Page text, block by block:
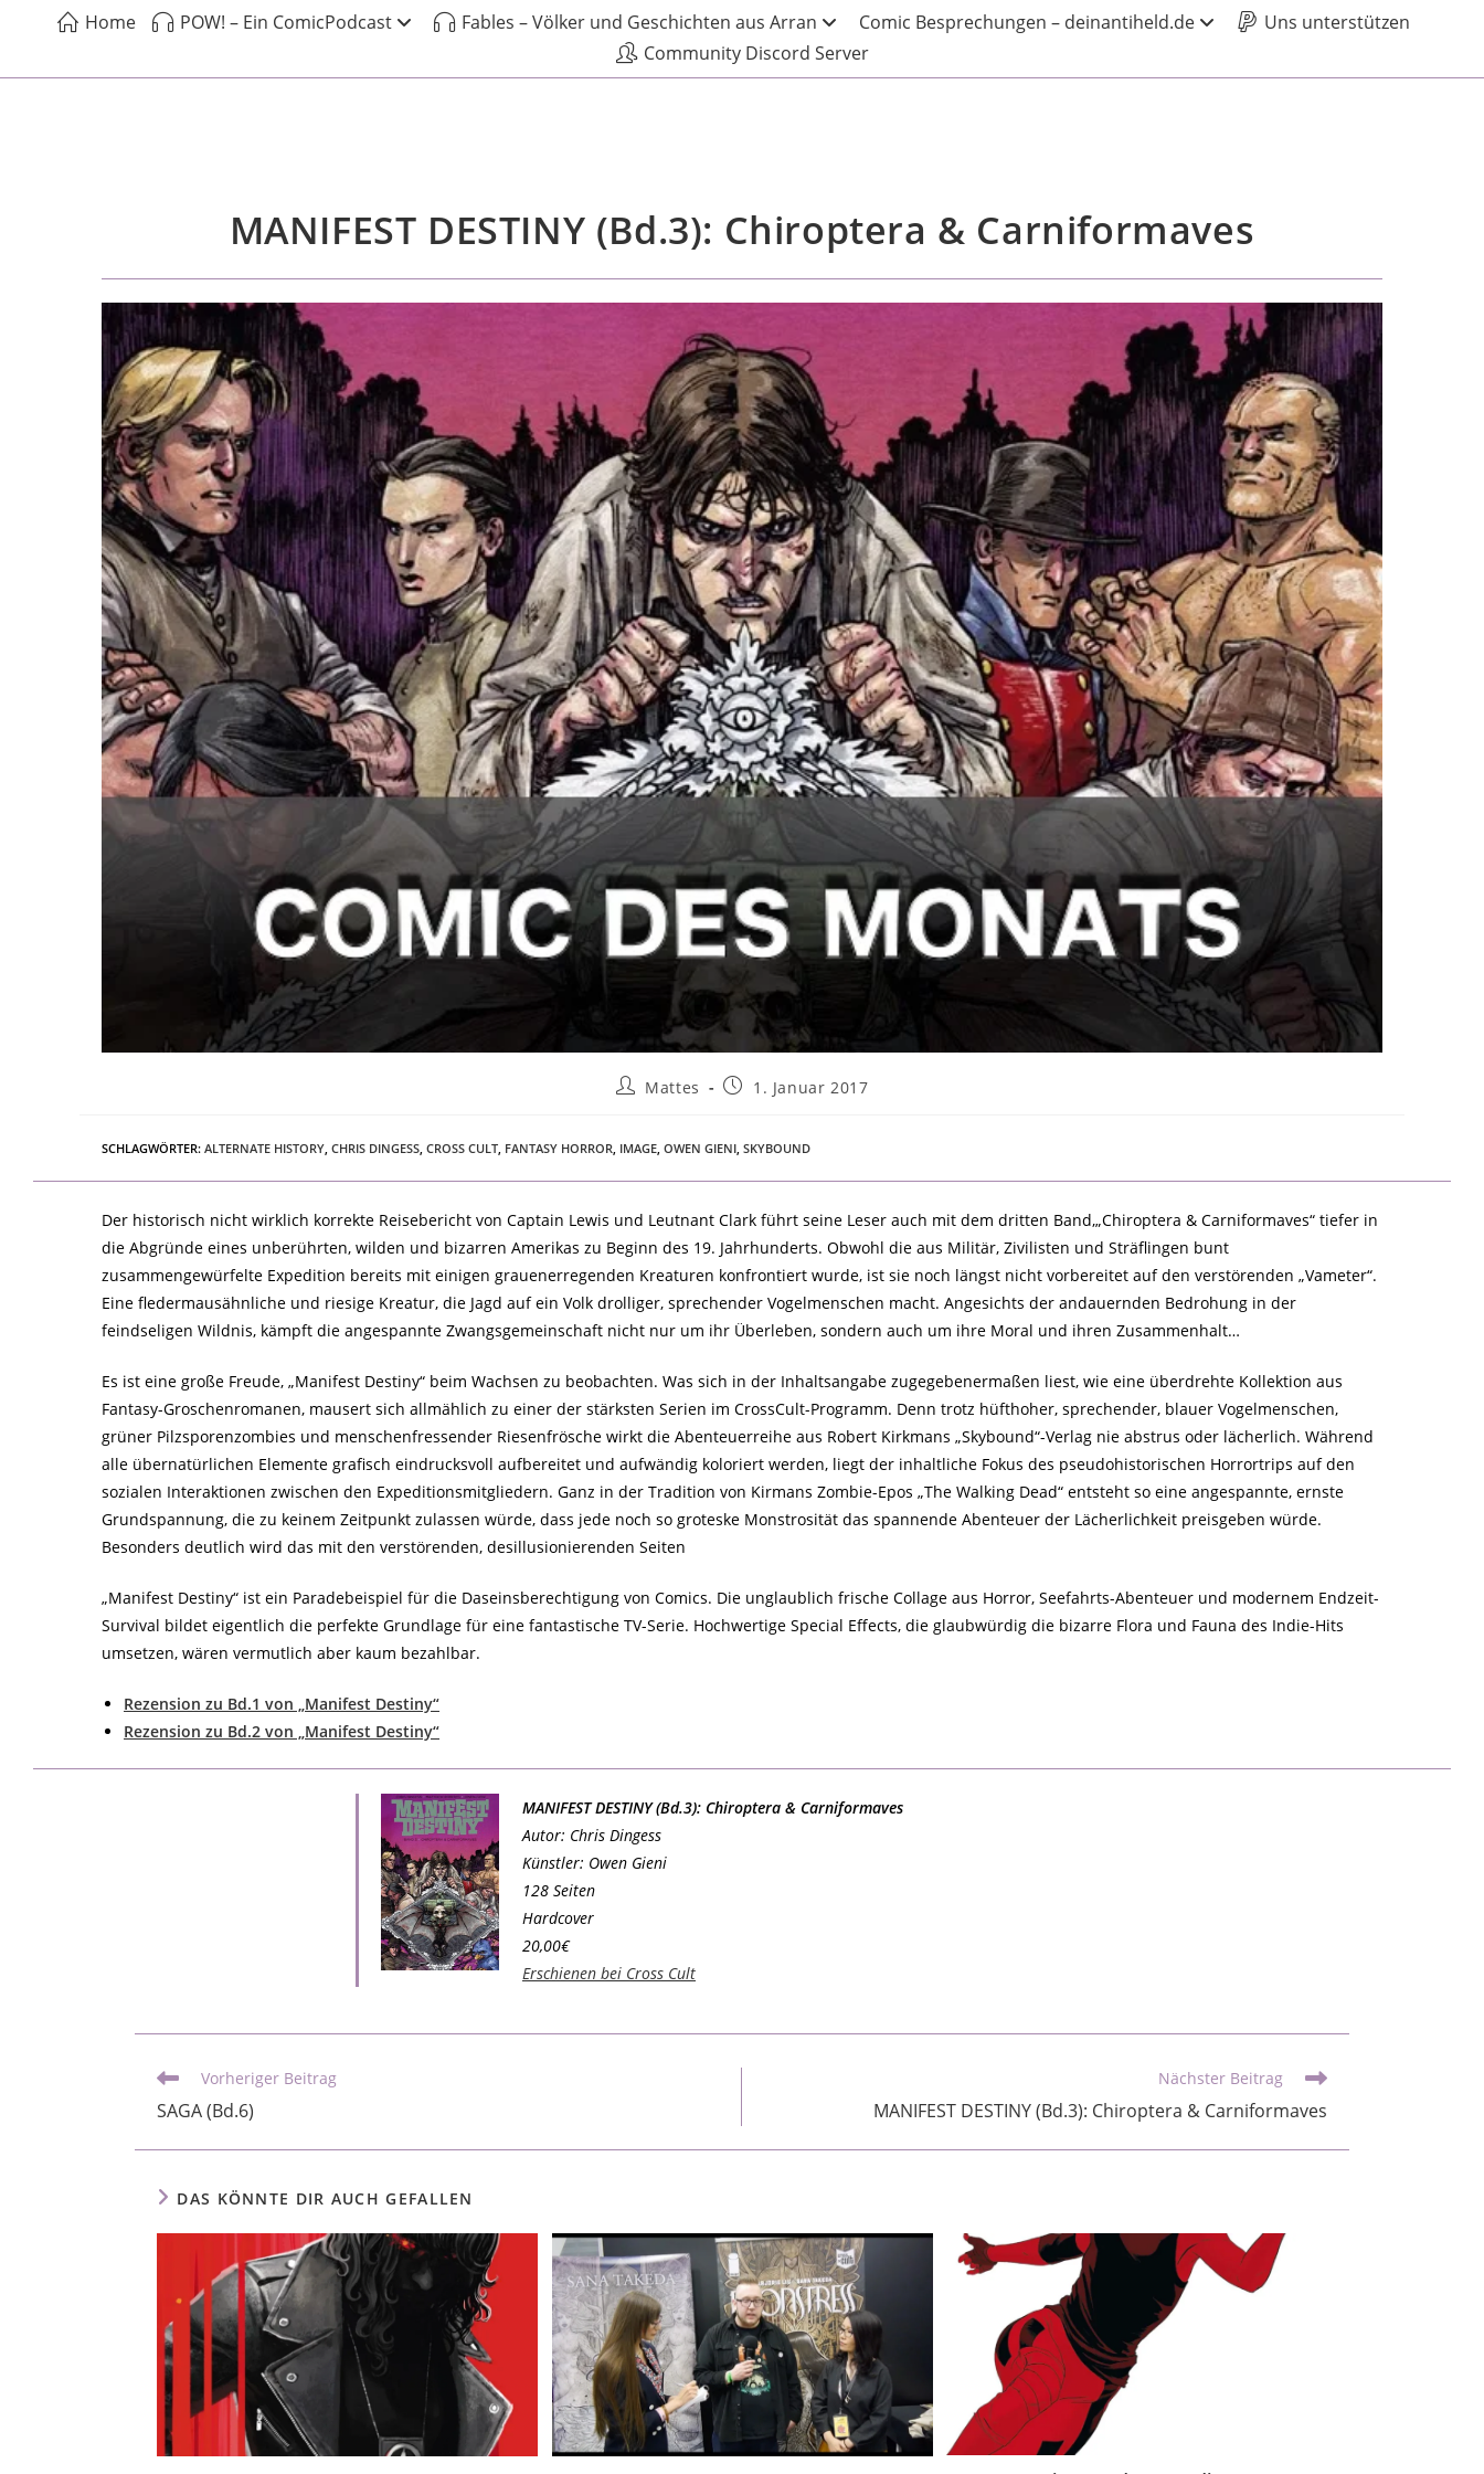
Home POW! – Ein ComicPodcast Fables – Völker und Geschichten aus Arran Comic Besprechungen – deinantiheld.de
Uns unterstützen
Community Discord Server
MANIFEST DESTINY (Bd.3): Chiroptera & Carniformaves
Mattes 1. Januar 2017
SCHLAGWÖRTER: ALTERNATE HISTORY CHRIS DINGESS CROSS CULT FANTASY HORROR IMAGE OWEN GIENI SKYBOUND
Der historisch nicht wirklich korrekte Reisebericht von Captain Lewis und Leutnant Clark führt seine Leser auch mit dem dritten Band,„Chiroptera & Carniformaves“ tiefer in
die Abgründe eines unberührten, wilden und bizarren Amerikas zu Beginn des 19. Jahrhunderts. Obwohl die aus Militär, Zivilisten und Sträflingen bunt
zusammengewürfelte Expedition bereits mit einigen grauenerregenden Kreaturen konfrontiert wurde, ist sie noch längst nicht vorbereitet auf den verstörenden „Vameter“.
Eine fledermausähnliche und riesige Kreatur, die Jagd auf ein Volk drolliger, sprechender Vogelmenschen macht. Angesichts der andauernden Bedrohung in der
feindseligen Wildnis, kämpft die angespannte Zwangsgemeinschaft nicht nur um ihr Überleben, sondern auch um ihre Moral und ihren Zusammenhalt…
Es ist eine große Freude, „Manifest Destiny“ beim Wachsen zu beobachten. Was sich in der Inhaltsangabe zugegebenermaßen liest, wie eine überdrehte Kollektion aus
Fantasy-Groschenromanen, mausert sich allmählich zu einer der stärksten Serien im CrossCult-Programm. Denn trotz hüfthoher, sprechender, blauer Vogelmenschen,
grüner Pilzsporenzombies und menschenfressender Riesenfrösche wirkt die Abenteuerreihe aus Robert Kirkmans „Skybound“-Verlag nie abstrus oder lächerlich. Während
alle übernatürlichen Elemente grafisch eindrucksvoll aufbereitet und aufwändig koloriert werden, liegt der inhaltliche Fokus des pseudohistorischen Horrortrips auf den
sozialen Interaktionen zwischen den Expeditionsmitgliedern. Ganz in der Tradition von Kirmans Zombie-Epos „The Walking Dead“ entsteht so eine angespannte, ernste
Grundspannung, die zu keinem Zeitpunkt zulassen würde, dass jede noch so groteske Monstrosität das spannende Abenteuer der Lächerlichkeit preisgeben würde.
Besonders deutlich wird das mit den verstörenden, desillusionierenden Seiten
„Manifest Destiny“ ist ein Paradebeispiel für die Daseinsberechtigung von Comics. Die unglaublich frische Collage aus Horror, Seefahrts-Abenteuer und modernem Endzeit-
Survival bildet eigentlich die perfekte Grundlage für eine fantastische TV-Serie. Hochwertige Special Effects, die glaubwürdig die bizarre Flora und Fauna des Indie-Hits
umsetzen, wären vermutlich aber kaum bezahlbar.
Rezension zu Bd.1 von „Manifest Destiny“
Rezension zu Bd.2 von „Manifest Destiny“
MANIFEST DESTINY (Bd.3): Chiroptera & Carniformaves
Autor: Chris Dingess
Künstler: Owen Gieni
128 Seiten
Hardcover
20,00€
Erschienen bei Cross Cult
Vorheriger Beitrag
SAGA (Bd.6)
Nächster Beitrag
MANIFEST DESTINY (Bd.3): Chiroptera & Carniformaves
DAS KÖNNTE DIR AUCH GEFALLEN